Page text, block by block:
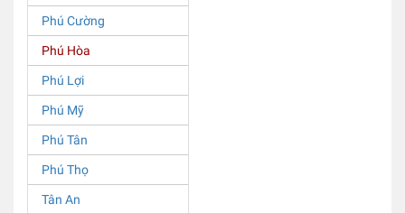
Phú Cường
Phú Hòa
Phú Lợi
Phú Mỹ
Phú Tân
Phú Thọ
Tân An